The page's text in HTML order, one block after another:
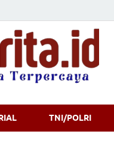
TNI/POLRI